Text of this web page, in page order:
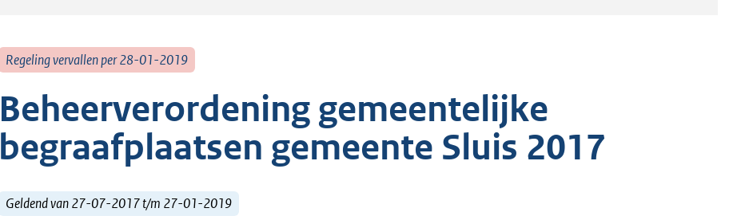
Regeling vervallen per 28-01-2019
Beheerverordening gemeentelijke
begraafplaatsen gemeente Sluis 2017
Geldend van 27-07-2017 t/m 27-01-2019